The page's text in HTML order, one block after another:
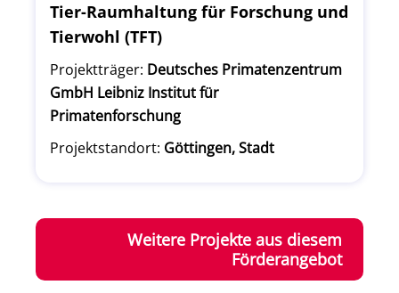
Tier-Raumhaltung für Forschung und
Tierwohl (TFT)
Projektträger: Deutsches Primatenzentrum
GmbH Leibniz Institut für
Primatenforschung
Projektstandort: Göttingen, Stadt
Weitere Projekte aus diesem
Förderangebot